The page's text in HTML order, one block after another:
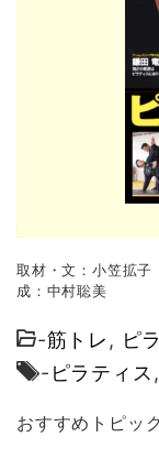
取材・文：小笠拡
成：中村聡美
-筋トレ , ピ
- ピラティス
おすすめトピック